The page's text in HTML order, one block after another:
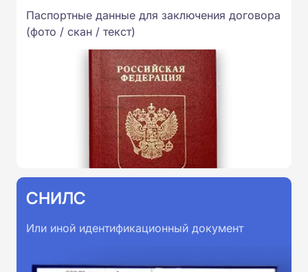
Паспортные данные для заключения договора
(фото / скан / текст)
СНИЛС
Или иной идентификационный документ